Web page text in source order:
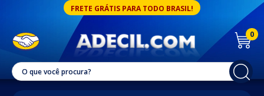
FRETE GRÁTIS PARA TODO BRASIL!
0